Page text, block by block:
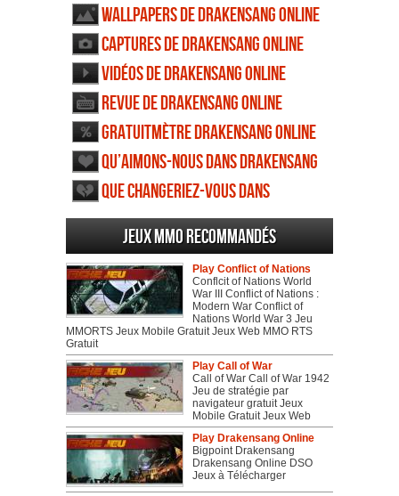
Wallpapers de Drakensang Online
Captures de Drakensang Online
Vidéos de Drakensang Online
Revue de Drakensang Online
Gratuitmètre Drakensang Online
Qu’aimons-nous dans Drakensang
Online
Que changeriez-vous dans
Drakensang Online
Jeux MMO recommandés
Play Conflict of Nations
Conflcit of Nations World
War III Conflict of Nations :
Modern War Conflict of
Nations World War 3 Jeu
MMORTS Jeux Mobile Gratuit Jeux Web MMO RTS
Gratuit
Play Call of War
Call of War Call of War 1942
Jeu de stratégie par
navigateur gratuit Jeux
Mobile Gratuit Jeux Web
Play Drakensang Online
Bigpoint Drakensang
Drakensang Online DSO
Jeux à Télécharger